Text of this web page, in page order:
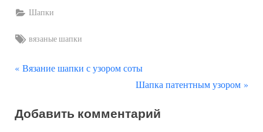
Шапки
Tags:
вязаные шапки
Навигация
записям
П
д
Вязание шапки с узором соты
С
е
Шапка патентным узором
Добавить комментарий